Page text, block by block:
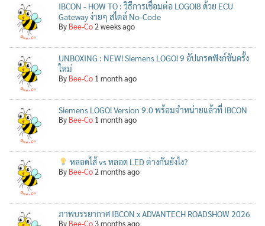
IBCON - HOW TO : วิธีการเชื่อมต่อ LOGO!8 ด้วย ECU
Gateway ง่ายๆ สไตล์ No-Code
By Bee-Co2 weeks ago
UNBOXING : NEW! Siemens LOGO! 9 อัปเกรดฟังก์ชันครั้ง
ใหม่
By Bee-Co 1 month ago
Siemens LOGO! Version 9.0 พร้อมจำหน่ายแล้วที่ IBCON
By Bee-Co 1 month ago
หลอดไส้ vs หลอด LED ต่างกันยังไง?
By Bee-Co2 months ago
ภาพบรรยากาศ IBCON x ADVANTECH ROADSHOW 2026
By Bee-Co3 months ago